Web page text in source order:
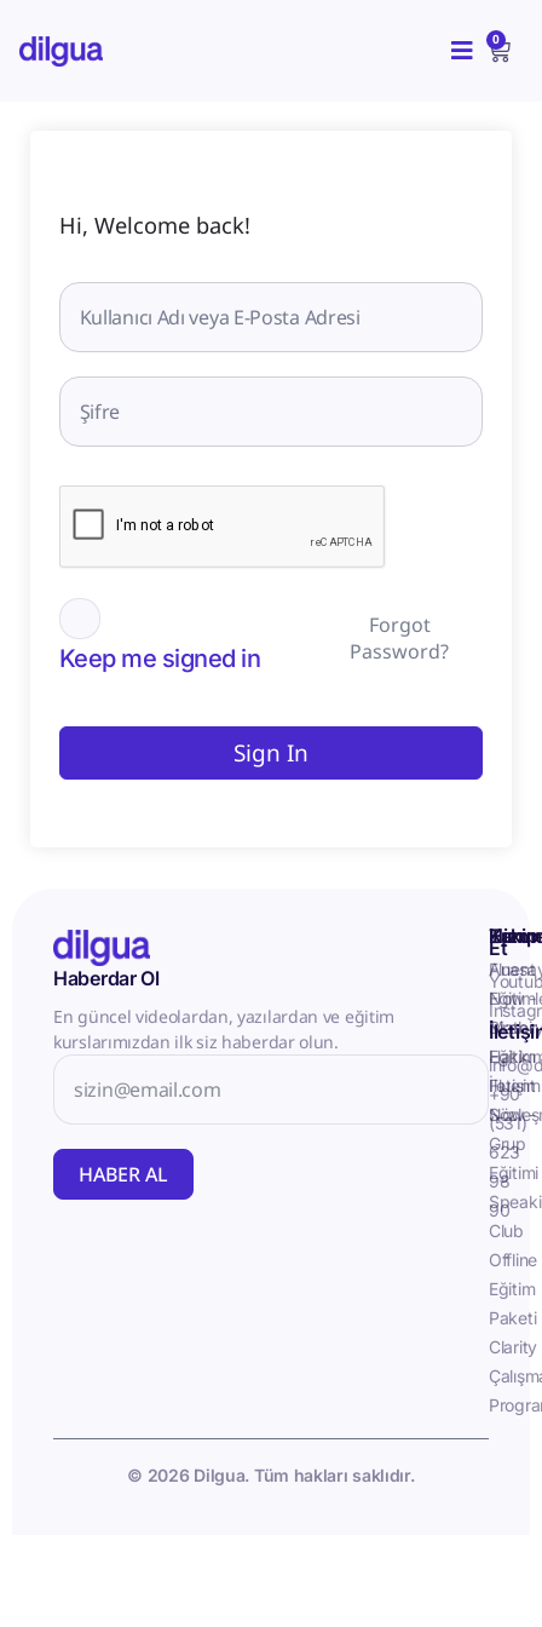
atla
0
Hi, Welcome back!
Keep me signed in
Forgot
Password?
Sign In
Haberdar Ol
En güncel videolardan, yazılardan ve eğitim
kurslarımızdan ilk siz haberdar olun.
HABER AL
İletişim
Fluent
Now -
Birebir
Eğitim
Fluent
Now -
Grup
Eğitimi
Club
Offline
Eğitim
Paketi
Clarity
Takip
Et
+90
(531)
623
98
90
© 2026 Dilgua. Tüm hakları saklıdır.